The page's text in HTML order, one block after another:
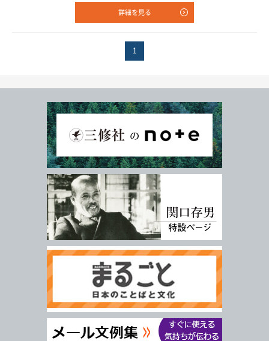
年
※5桁の数字を入力してください
付加情報 電子版 音声別売り
Google 立ち読み CD付き
音声DL
検索条件をクリア 検 索
詳細を見る
1